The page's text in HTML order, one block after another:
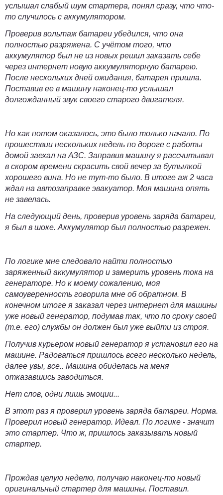
услышал слабый шум стартера, понял сразу, что что-
то случилось с аккумулятором.
Проверив вольтаж батареи убедился, что она
полностью разряжена. С учётом того, что
аккумулятор был не из новых решил заказать себе
через интернет новую аккумуляторную батарею.
После нескольких дней ожидания, батарея пришла.
Поставив ее в машину наконец-то услышал
долгожданный звук своего старого двигателя.
Но как потом оказалось, это было только начало. По
прошествии нескольких недель по дороге с работы
домой заехал на АЗС. Заправив машину я рассчитывал
в скором времени скрасить свой вечер за бутылкой
хорошего вина. Но не тут-то было. В итоге аж 2 часа
ждал на автозаправке эвакуатор. Моя машина опять
не завелась.
На следующий день, проверив уровень заряда батареи,
я был в шоке. Аккумулятор был полностью разрежен.
По логике мне следовало найти полностью
заряженный аккумулятор и замерить уровень тока на
генераторе. Но к моему сожалению, моя
самоуверенность говорила мне об обратном. В
конечном итоге я заказал через интернет для машины
уже новый генератор, подумав так, что по сроку своей
(т.е. его) службы он должен был уже выйти из строя.
Получив курьером новый генератор я установил его на
машине. Радоваться пришлось всего несколько недель,
далее увы, все.. Машина обиделась на меня
отказавшись заводиться.
Нет слов, одни лишь эмоции...
В этот раз я проверил уровень заряда батареи. Норма.
Проверил новый генератор. Идеал. По логике - значит
это стартер. Что ж, пришлось заказывать новый
стартер.
Прождав целую неделю, получаю наконец-то новый
оригинальный стартер для машины. Поставил.